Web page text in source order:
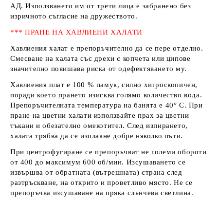
АД. Използването им от трети лица е забранено без
изричното съгласие на дружеството.
*** ПРАНЕ НА ХАВЛИЕНИ ХАЛАТИ
Хавлиения халат е препоръчително да се пере отделно.
Смесване на халата със дрехи с копчета или ципове
значително повишава риска от одефектяването му.
Хавлиения плат е 100 % памук, силно хигроскопичен,
поради което прането изисква голямо количество вода.
Препоръчителната температура на банята е 40° С. При
пране на цветни халати използвайте прах за цветни
тъкани и обезателно омекотител. След изпирането,
халата трябва да се изплакне добре няколко пъти.
При центрофугиране се препоръчват не големи обороти
от 400 до максимум 600 об/мин. Изсушаването се
извършва от обратната (вътрешната) страна след
разтръскване, на открито и проветливо място. Не се
препоръчва изсушаване на пряка слънчева светлина.